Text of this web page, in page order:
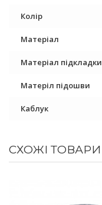
Колір
Матеріал
Матеріал підкладки
Матеріл підошви
Каблук
СХОЖІ ТОВАРИ